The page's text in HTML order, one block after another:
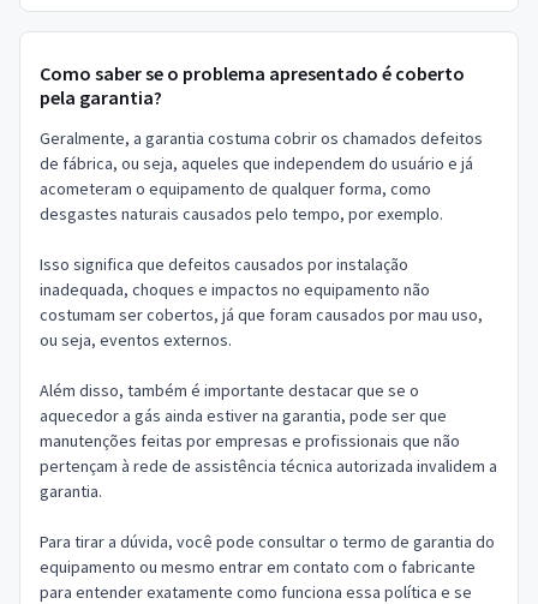
Como saber se o problema apresentado é coberto
pela garantia?
Geralmente, a garantia costuma cobrir os chamados defeitos
de fábrica, ou seja, aqueles que independem do usuário e já
acometeram o equipamento de qualquer forma, como
desgastes naturais causados pelo tempo, por exemplo.
Isso significa que defeitos causados por instalação
inadequada, choques e impactos no equipamento não
costumam ser cobertos, já que foram causados por mau uso,
ou seja, eventos externos.
Além disso, também é importante destacar que se o
aquecedor a gás ainda estiver na garantia, pode ser que
manutenções feitas por empresas e profissionais que não
pertençam à rede de assistência técnica autorizada invalidem a
garantia.
Para tirar a dúvida, você pode consultar o termo de garantia do
equipamento ou mesmo entrar em contato com o fabricante
para entender exatamente como funciona essa política e se